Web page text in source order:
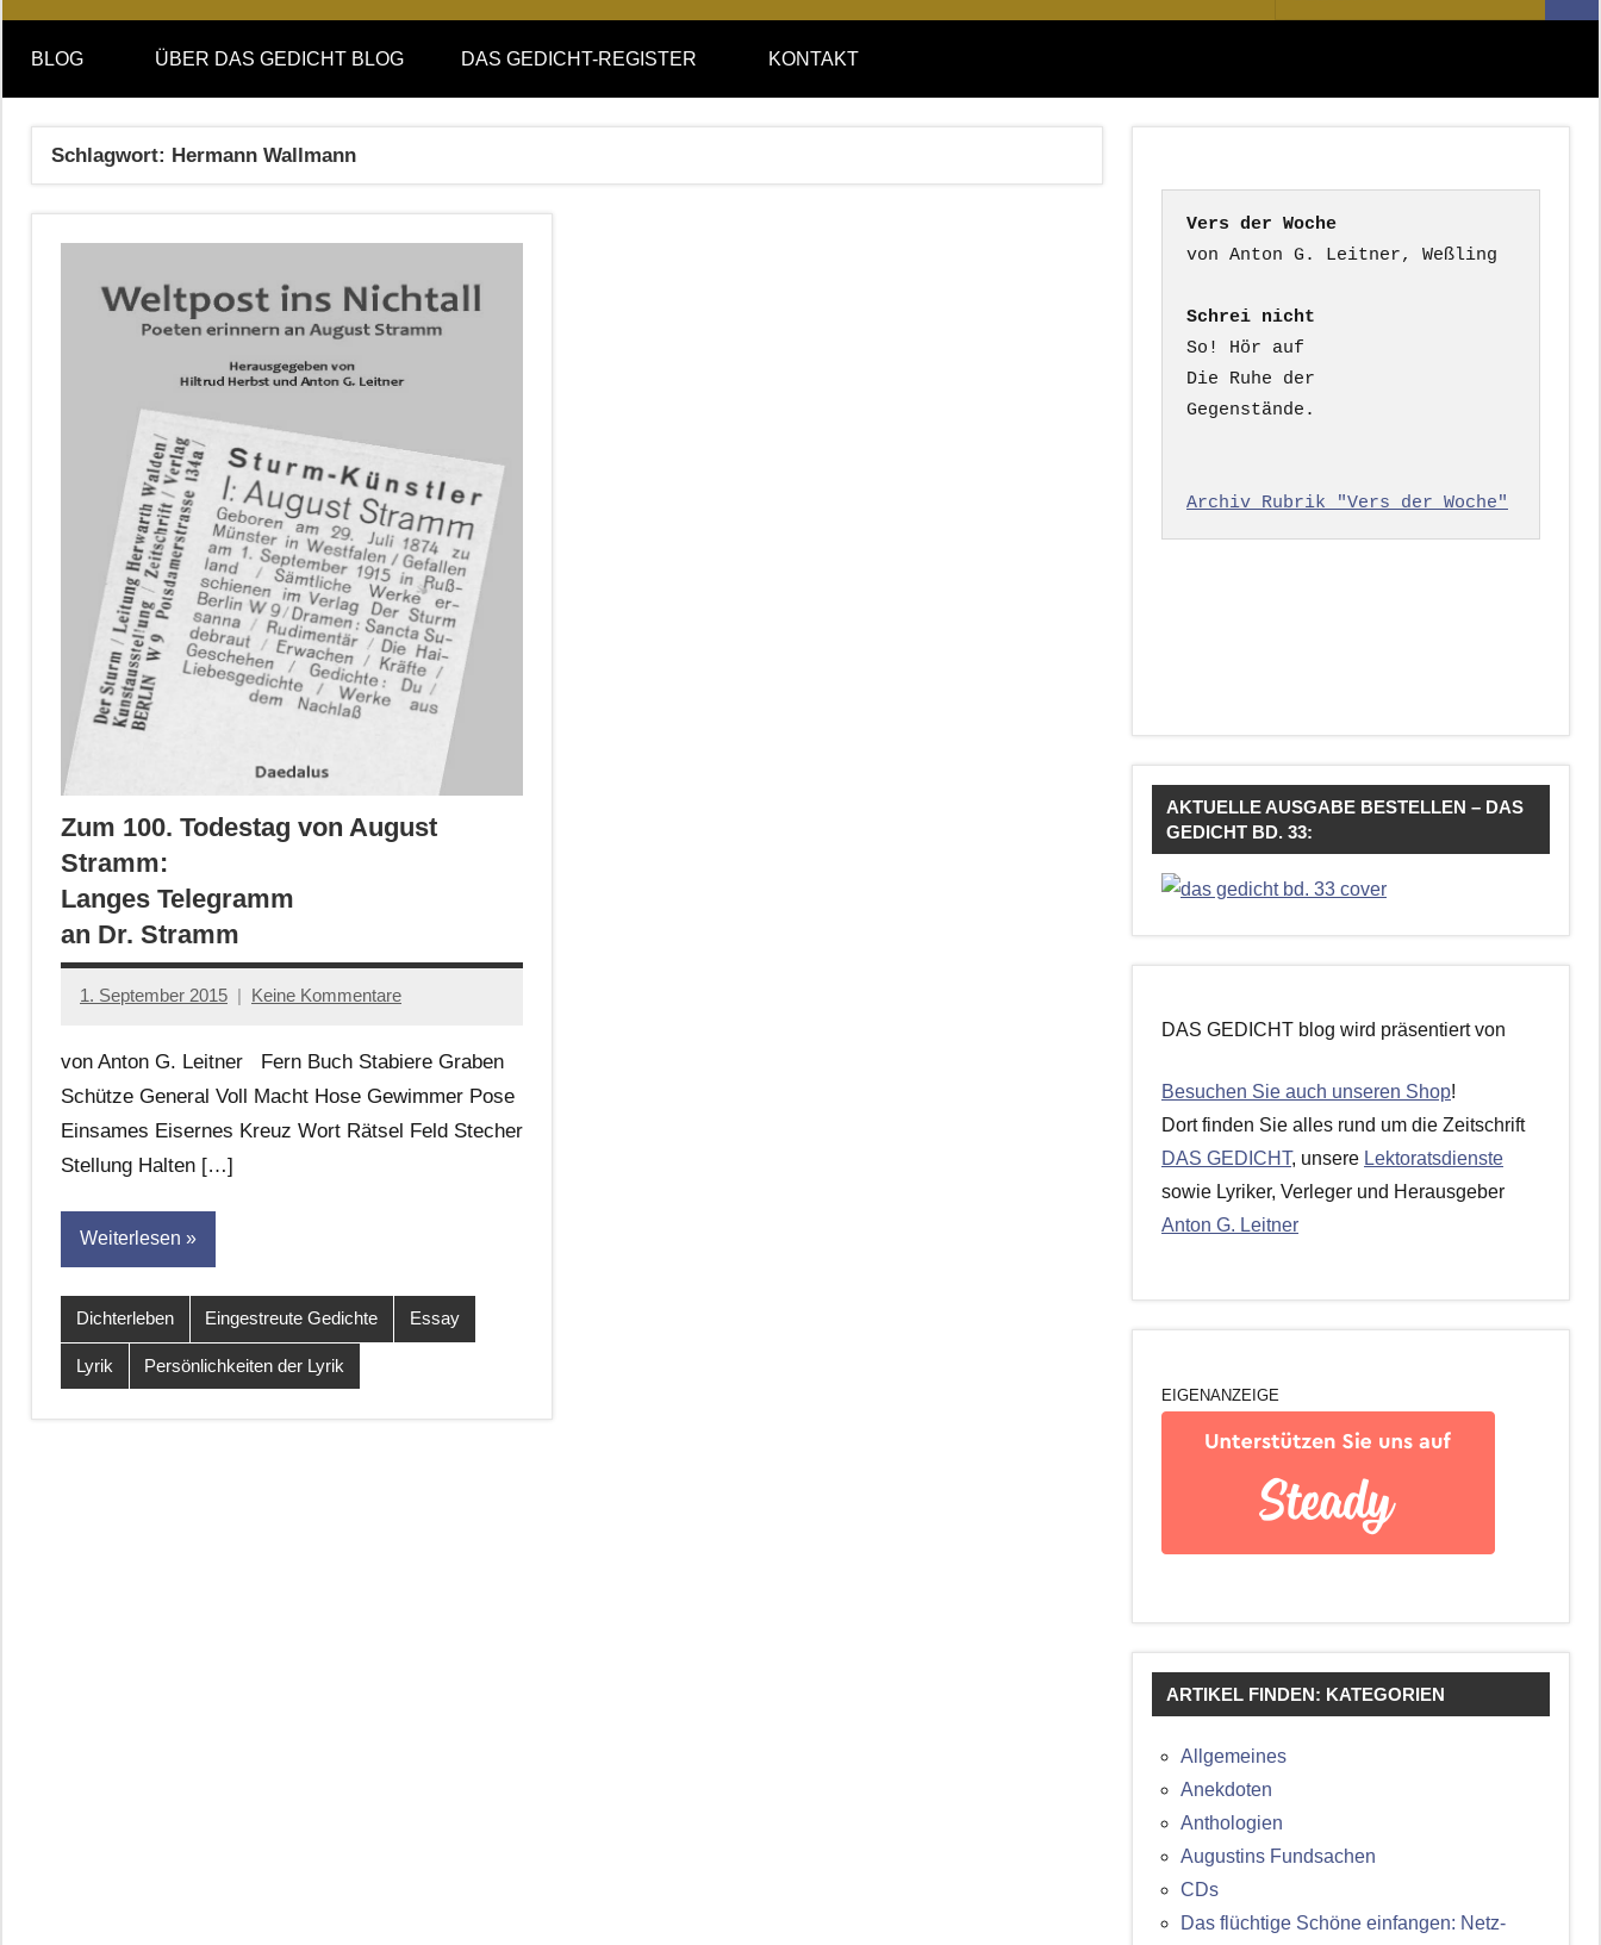
DAS
GEDICHT
blog
DAS
GEDICHT.
Zeitschrift
nach:
BLOG ÜBER DAS GEDICHT BLOG DAS GEDICHT-REGISTER KONTAKT
Schlagwort: Hermann Wallmann
Zum 100. Todestag von August
Stramm:
Langes Telegramm
an Dr. Stramm
1. September 2015
Anton
Leitner
Keine Kommentare
von Anton G. Leitner Fern Buch Stabiere Graben
Schütze General Voll Macht Hose Gewimmer Pose
Einsames Eisernes Kreuz Wort Rätsel Feld Stecher
Stellung Halten […]
Weiterlesen
Dichterleben Eingestreute Gedichte Essay
Lyrik Persönlichkeiten der Lyrik
Vers der Woche
Schrei nicht
So! Hör auf
Die Ruhe der
Gegenstände.
Archiv Rubrik "Vers der Woche"
AKTUELLE AUSGABE BESTELLEN – DAS
GEDICHT BD. 33:
DAS GEDICHT blog wird präsentiert von
Besuchen Sie auch unseren Shop!
Dort finden Sie alles rund um die Zeitschrift
DAS GEDICHT, unsere Lektoratsdienste
sowie Lyriker, Verleger und Herausgeber
Anton G. Leitner
EIGENANZEIGE
ARTIKEL FINDEN: KATEGORIEN
Allgemeines
Anekdoten
Anthologien
Augustins Fundsachen
CDs
Das flüchtige Schöne einfangen: Netz-